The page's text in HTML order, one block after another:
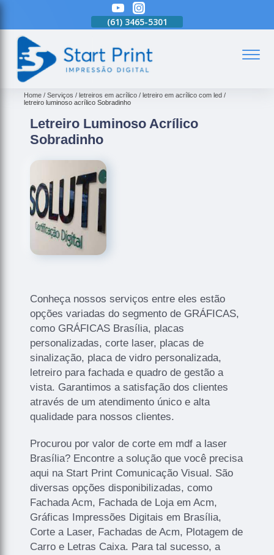
(61) 3465-5301
Home Serviços letreiros em acrílico
letreiro em acrílico com led
letreiro luminoso acrílico Sobradinho
Letreiro Luminoso Acrílico
Sobradinho
Conheça nossos serviços entre eles estão
opções variadas do segmento de GRÁFICAS,
como GRÁFICAS Brasília, placas
personalizadas, corte laser, placas de
sinalização, placa de vidro personalizada,
letreiro para fachada e quadro de gestão a
vista. Garantimos a satisfação dos clientes
através de um atendimento único e alta
qualidade para nossos clientes.
Procurou por valor de corte em mdf a laser
Brasília? Encontre a solução que você precisa
aqui na Start Print Comunicação Visual. São
diversas opções disponibilizadas, como
Fachada Acm, Fachada de Loja em Acm,
Gráficas Impressões Digitais em Brasília,
Corte a Laser, Fachadas de Acm, Plotagem de
Carro e Letras Caixa. Para tal sucesso, a